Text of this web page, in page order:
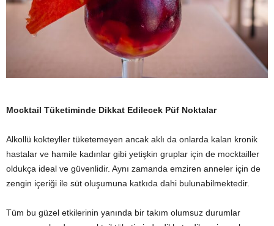
Mocktail Tüketiminde Dikkat Edilecek Püf Noktalar
Alkollü kokteyller tüketemeyen ancak aklı da onlarda kalan kronik
hastalar ve hamile kadınlar gibi yetişkin gruplar için de mocktailler
oldukça ideal ve güvenlidir. Aynı zamanda emziren anneler için de
zengin içeriği ile süt oluşumuna katkıda dahi bulunabilmektedir.
Tüm bu güzel etkilerinin yanında bir takım olumsuz durumlar